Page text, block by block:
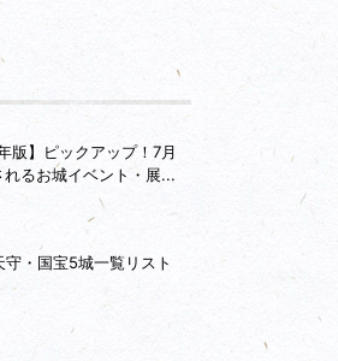
版】ピックアップ！7月
れるお城イベント・展...
守・国宝5城一覧リスト